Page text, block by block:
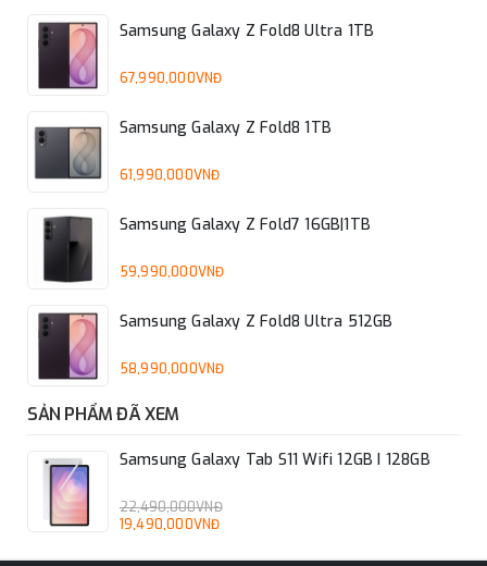
Samsung Galaxy Z Fold8 Ultra 1TB
67,990,000VNĐ
Samsung Galaxy Z Fold8 1TB
61,990,000VNĐ
Samsung Galaxy Z Fold7 16GB|1TB
59,990,000VNĐ
Samsung Galaxy Z Fold8 Ultra 512GB
58,990,000VNĐ
SẢN PHẨM ĐÃ XEM
Samsung Galaxy Tab S11 Wifi 12GB I 128GB
22,490,000VNĐ
19,490,000VNĐ